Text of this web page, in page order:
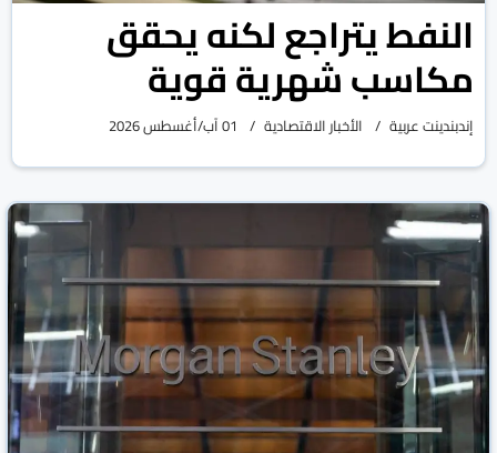
النفط يتراجع لكنه يحقق
مكاسب شهرية قوية
إندبندينت عربية الأخبار الاقتصادية 01 آب/أغسطس 2026